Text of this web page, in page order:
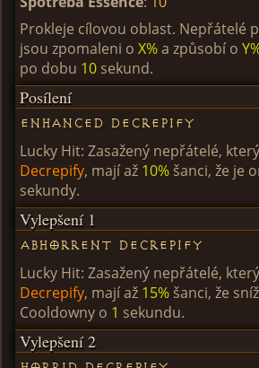
Prokleje cílovou oblast. Nepřátelé
jsou zpomaleni o X%a způsobí o
po dobu 10 sekund.
Posílení
Enhanced Decrepify
Lucky Hit: Zasažený nepřátelé,
Decrepify, mají až 10% šanci, že je
sekundy.
Vylepšení 1
Abhorrent Decrepify
Lucky Hit: Zasažený nepřátelé,
Decrepify, mají až 15% šanci, že
Cooldowny o 1 sekundu.
Vylepšení 2